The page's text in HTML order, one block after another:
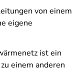
von einem
eigene
ist ein
einem anderen